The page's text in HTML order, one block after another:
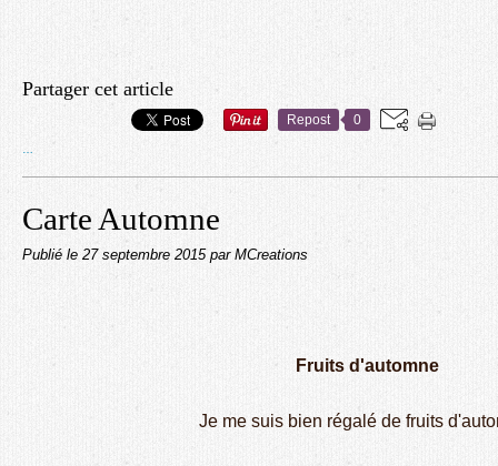
Partager cet article
Repost 0
Carte Automne
Publié le 27 septembre 2015 par MCreations
Fruits d'automne
Je me suis bien régalé de fruits